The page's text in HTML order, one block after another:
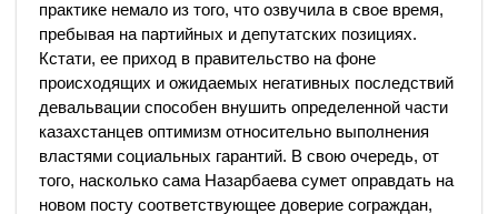
практике немало из того, что озвучила в свое время,
пребывая на партийных и депутатских позициях.
Кстати, ее приход в правительство на фоне
происходящих и ожидаемых негативных последствий
девальвации способен внушить определенной части
казахстанцев оптимизм относительно выполнения
властями социальных гарантий. В свою очередь, от
того, насколько сама Назарбаева сумет оправдать на
новом посту соответствующее доверие сограждан,